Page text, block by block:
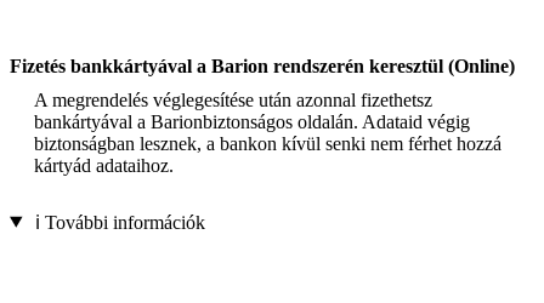
Fizetés bankkártyával a Barion rendszerén keresztül (Online)
A megrendelés véglegesítése után azonnal fizethetsz
bankártyával a Barionbiztonságos oldalán. Adataid végig
biztonságban lesznek, a bankon kívül senki nem férhet hozzá
kártyád adataihoz.
ℹ️ További információk